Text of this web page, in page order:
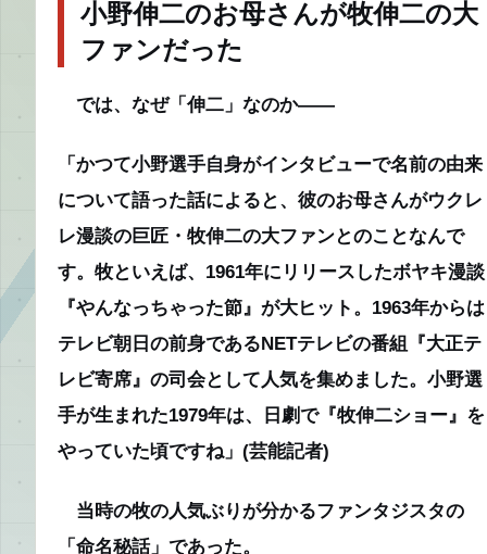
小野伸二のお母さんが牧伸二の大
ファンだった
では、なぜ「伸二」なのか――
「かつて小野選手自身がインタビューで名前の由来
について語った話によると、彼のお母さんがウクレ
レ漫談の巨匠・牧伸二の大ファンとのことなんで
す。牧といえば、1961年にリリースしたボヤキ漫談
『やんなっちゃった節』が大ヒット。1963年からは
テレビ朝日の前身であるNETテレビの番組『大正テ
レビ寄席』の司会として人気を集めました。小野選
手が生まれた1979年は、日劇で『牧伸二ショー』を
やっていた頃ですね」 (芸能記者)
当時の牧の人気ぶりが分かるファンタジスタの
「命名秘話」であった。